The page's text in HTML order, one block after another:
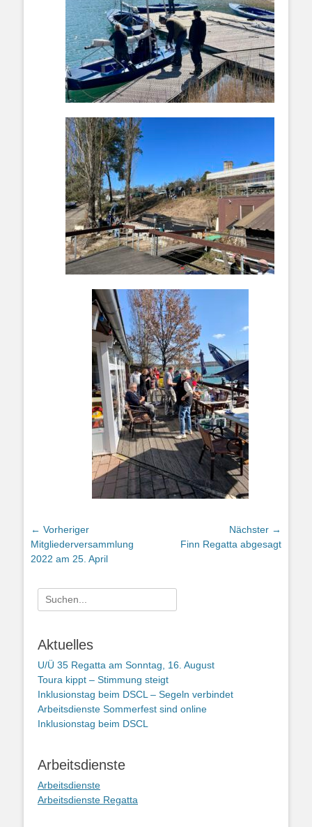
Beitragsnavigation
← Vorheriger
Vorheriger
Beitrag:
Mitgliederversammlung
2022 am 25. April
Nächster →
NächsterFinn Regatta abgesagt
Suchen
nach:
Aktuelles
U/Ü 35 Regatta am Sonntag, 16. August
Toura kippt – Stimmung steigt
Inklusionstag beim DSCL – Segeln verbindet
Arbeitsdienste Sommerfest sind online
Inklusionstag beim DSCL
Arbeitsdienste
Arbeitsdienste
Arbeitsdienste Regatta